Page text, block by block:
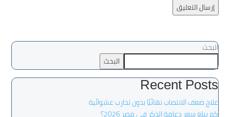
البحث
البحث
Recent Posts
علاج ضعف الانتصاب نهائيًا بدون تجارب عشوائية
كم يبلغ سعر دعامة الذكر في مصر 2026؟
إرسال التعليق